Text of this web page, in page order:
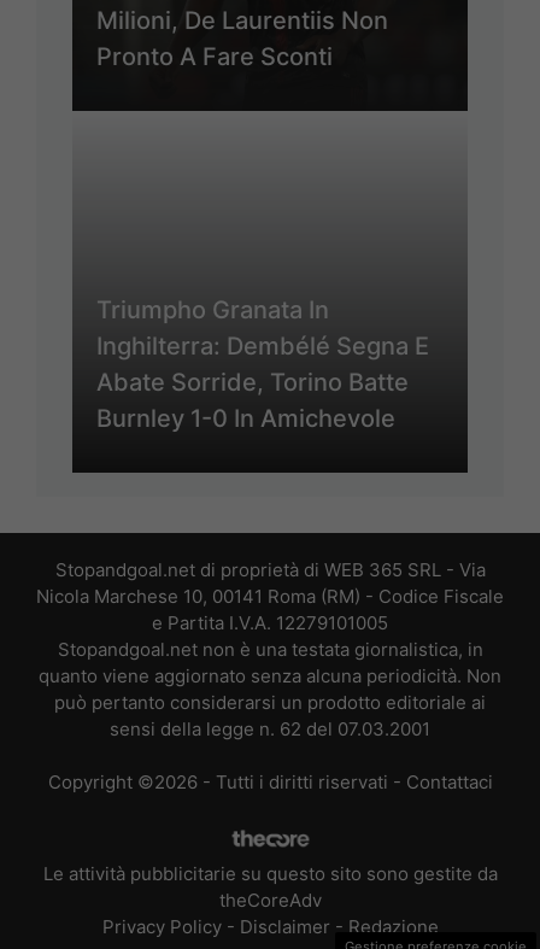
Milioni, De Laurentiis Non
Pronto A Fare Sconti
Triumpho Granata In
Inghilterra: Dembélé Segna E
Abate Sorride, Torino Batte
Burnley 1-0 In Amichevole
Stopandgoal.net di proprietà di WEB 365 SRL - Via
Nicola Marchese 10, 00141 Roma (RM) - Codice Fiscale
e Partita I.V.A. 12279101005
Stopandgoal.net non è una testata giornalistica, in
quanto viene aggiornato senza alcuna periodicità. Non
può pertanto considerarsi un prodotto editoriale ai
sensi della legge n. 62 del 07.03.2001
Copyright ©2026 - Tutti i diritti riservati - Contattaci
Le attività pubblicitarie su questo sito sono gestite da
theCoreAdv
Privacy Policy- Disclaimer - Redazione